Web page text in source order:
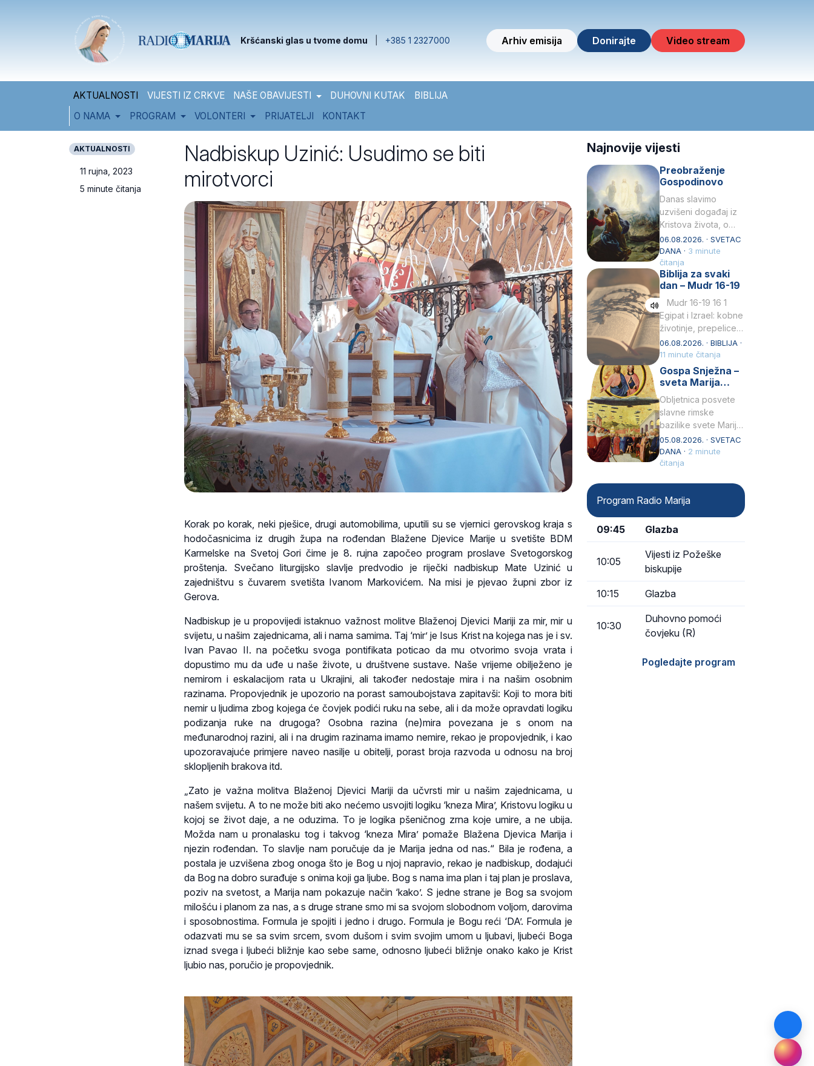
Kršćanski glas u tvome domu +385 1 2327000 Arhiv emisija Donirajte Video stream
AKTUALNOSTI VIJESTI IZ CRKVE NAŠE OBAVIJESTI DUHOVNI KUTAK
BIBLIJA
O NAMA
PROGRAM VOLONTERI PRIJATELJI KONTAKT
AKTUALNOSTI
11 rujna, 2023
5 minute čitanja
Nadbiskup Uzinić: Usudimo se biti
mirotvorci
Korak po korak, neki pješice, drugi automobilima, uputili su se vjernici gerovskog kraja s
hodočasnicima iz drugih župa na rođendan Blažene Djevice Marije u svetište BDM
Karmelske na Svetoj Gori čime je 8. rujna započeo program proslave Svetogorskog
proštenja. Svečano liturgijsko slavlje predvodio je riječki nadbiskup Mate Uzinić u
zajedništvu s čuvarem svetišta Ivanom Markovićem. Na misi je pjevao župni zbor iz
Gerova.
Nadbiskup je u propovijedi istaknuo važnost molitve Blaženoj Djevici Mariji za mir, mir u
svijetu, u našim zajednicama, ali i nama samima. Taj ‘mir’ je Isus Krist na kojega nas je i sv.
Ivan Pavao II. na početku svoga pontifikata poticao da mu otvorimo svoja vrata i
dopustimo mu da uđe u naše živote, u društvene sustave. Naše vrijeme obilježeno je
nemirom i eskalacijom rata u Ukrajini, ali također nedostaje mira i na našim osobnim
razinama. Propovjednik je upozorio na porast samoubojstava zapitavši: Koji to mora biti
nemir u ljudima zbog kojega će čovjek podići ruku na sebe, ali i da može opravdati logiku
podizanja ruke na drugoga? Osobna razina (ne)mira povezana je s onom na
međunarodnoj razini, ali i na drugim razinama imamo nemire, rekao je propovjednik, i kao
upozoravajuće primjere naveo nasilje u obitelji, porast broja razvoda u odnosu na broj
sklopljenih brakova itd.
„Zato je važna molitva Blaženoj Djevici Mariji da učvrsti mir u našim zajednicama, u
našem svijetu. A to ne može biti ako nećemo usvojiti logiku ‘kneza Mira’, Kristovu logiku u
kojoj se život daje, a ne oduzima. To je logika pšeničnog zrna koje umire, a ne ubija.
Možda nam u pronalasku tog i takvog ‘kneza Mira’ pomaže Blažena Djevica Marija i
njezin rođendan. To slavlje nam poručuje da je Marija jedna od nas.“ Bila je rođena, a
postala je uzvišena zbog onoga što je Bog u njoj napravio, rekao je nadbiskup, dodajući
da Bog na dobro surađuje s onima koji ga ljube. Bog s nama ima plan i taj plan je proslava,
poziv na svetost, a Marija nam pokazuje način ‘kako’. S jedne strane je Bog sa svojom
milošću i planom za nas, a s druge strane smo mi sa svojom slobodnom voljom, darovima
i sposobnostima. Formula je spojiti i jedno i drugo. Formula je Bogu reći ‘DA’. Formula je
odazvati mu se sa svim srcem, svom dušom i svim svojim umom u ljubavi, ljubeći Boga
iznad svega i ljubeći bližnje kao sebe same, odnosno ljubeći bližnje onako kako je Krist
ljubio nas, poručio je propovjednik.
Najnovije vijesti
Preobraženje
Gospodinovo
Danas slavimo
uzvišeni događaj iz
Kristova života, o
kojem nas izvješćuju
evanđelisti Matej,
Marko i Luka te sveti
Petar u svojoj
drugoj…
06.08.2026. · SVETAC
DANA · 3 minute
čitanja
Biblija za svaki
dan – Mudr 16-19
Mudr 16-19 16 1
Egipat i Izrael: kobne
životinje, prepelice
Zato bijahu
primjereno kažnjeni
sličnim životinjamai
mučeni mnoštvom
06.08.2026. · BIBLIJA ·
11 minute čitanja
Gospa Snježna –
sveta Marija
Velika, zaštitnica
rimske bazilike
Obljetnica posvete
slavne rimske
bazilike svete Marije
Velike (Santa Maria
Maggiore) u narodu
se slavi kao Gospa
05.08.2026. · SVETAC
DANA · 2 minute
čitanja
Program Radio Marija
09:45 Glazba
10:05
Vijesti iz Požeške
biskupije
10:15 Glazba
10:30
Duhovno pomoći
čovjeku (R)
Pogledajte program